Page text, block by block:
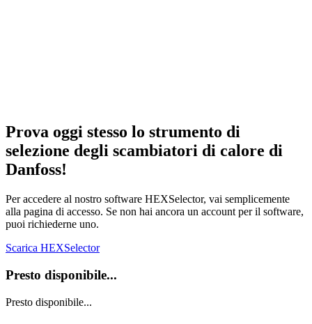
Prova oggi stesso lo strumento di
selezione degli scambiatori di calore di
Danfoss!
Per accedere al nostro software HEXSelector, vai semplicemente
alla pagina di accesso. Se non hai ancora un account per il software,
puoi richiederne uno.
Scarica HEXSelector
Presto disponibile...
Presto disponibile...